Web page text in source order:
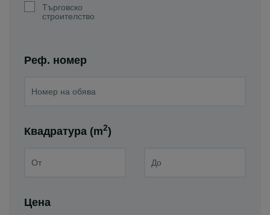
Търговско
строителство
Реф. номер
Квадратура (m2)
Цена